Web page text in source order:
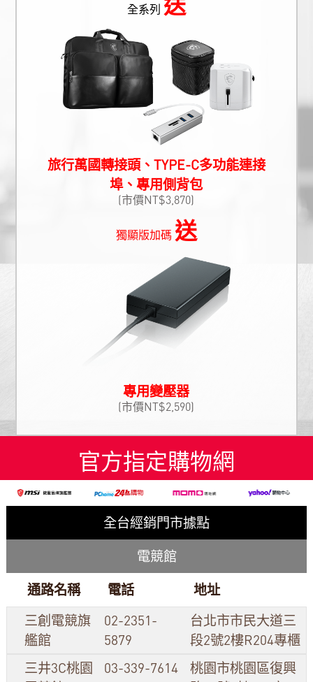
全系列
旅行萬國轉接頭、TYPE-C多功能連接
埠、專用側背包
(市價NT$3,870)
獨顯版加碼 送
專用變壓器
(市價NT$2,590)
官方指定購物網
全台經銷門市據點
電競館
通路名稱
電話
地址
三創電競旗
艦館
02-2351-
5879
台北市市民大道三
段2號2樓R204專櫃
三井3C桃園
03-339-7614
桃園市桃園區復興